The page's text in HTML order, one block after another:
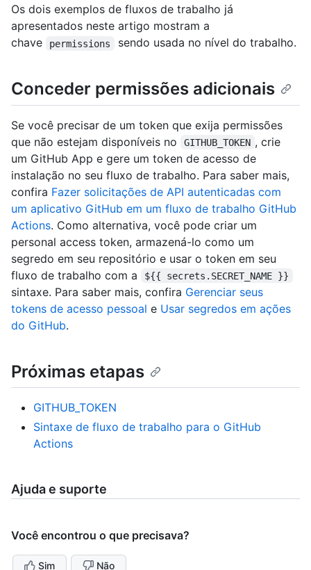
Os dois exemplos de fluxos de trabalho já
apresentados neste artigo mostram a
chave
permissions sendo usada no nível do trabalho.
Conceder permissões adicionais
Se você precisar de um token que exija permissões
que não estejam disponíveis no
GITHUB_TOKEN , crie
um GitHub App e gere um token de acesso de
instalação no seu fluxo de trabalho. Para saber mais,
confira Fazer solicitações de API autenticadas com
um aplicativo GitHub em um fluxo de trabalho GitHub
Actions. Como alternativa, você pode criar um
personal access token, armazená-lo como um
segredo em seu repositório e usar o token em seu
fluxo de trabalho com a
${{ secrets.SECRET_NAME }}
sintaxe. Para saber mais, confira Gerenciar seus
tokens de acesso pessoal e Usar segredos em ações
do GitHub.
Próximas etapas
GITHUB_TOKEN
Sintaxe de fluxo de trabalho para o GitHub
Actions
Ajuda e suporte
Você encontrou o que precisava?
Sim Não